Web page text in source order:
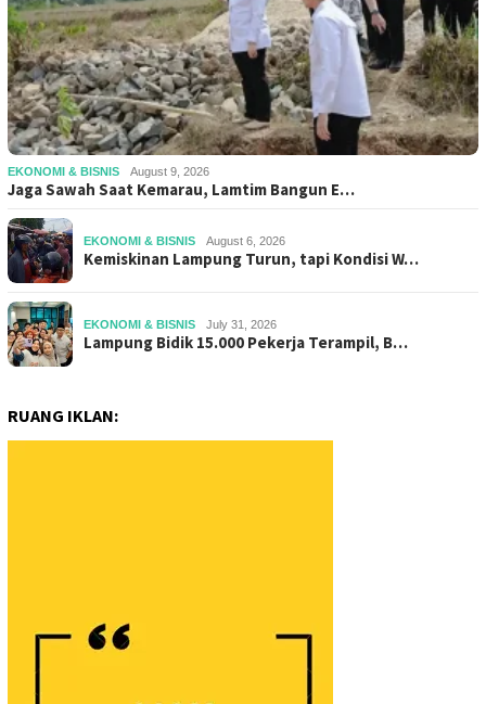
EKONOMI & BISNIS August 9, 2026
Jaga Sawah Saat Kemarau, Lamtim Bangun E…
EKONOMI & BISNIS August 6, 2026
Kemiskinan Lampung Turun, tapi Kondisi W…
EKONOMI & BISNIS July 31, 2026
Lampung Bidik 15.000 Pekerja Terampil, B…
RUANG IKLAN: